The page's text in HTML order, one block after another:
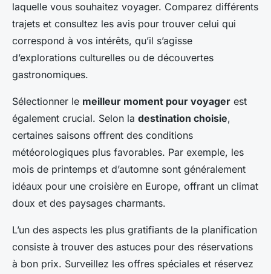
laquelle vous souhaitez voyager. Comparez différents
trajets et consultez les avis pour trouver celui qui
correspond à vos intérêts, qu’il s’agisse
d’explorations culturelles ou de découvertes
gastronomiques.
Sélectionner le meilleur moment pour voyager est
également crucial. Selon la destination choisie,
certaines saisons offrent des conditions
météorologiques plus favorables. Par exemple, les
mois de printemps et d’automne sont généralement
idéaux pour une croisière en Europe, offrant un climat
doux et des paysages charmants.
L’un des aspects les plus gratifiants de la planification
consiste à trouver des astuces pour des réservations
à bon prix. Surveillez les offres spéciales et réservez